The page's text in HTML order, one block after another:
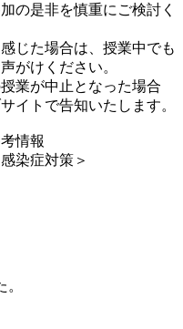
の是非を慎重にご検討く
じた場合は、授業中でも
がけください。
業が中止となった場合
イトで告知いたします。
情報
染症対策＞